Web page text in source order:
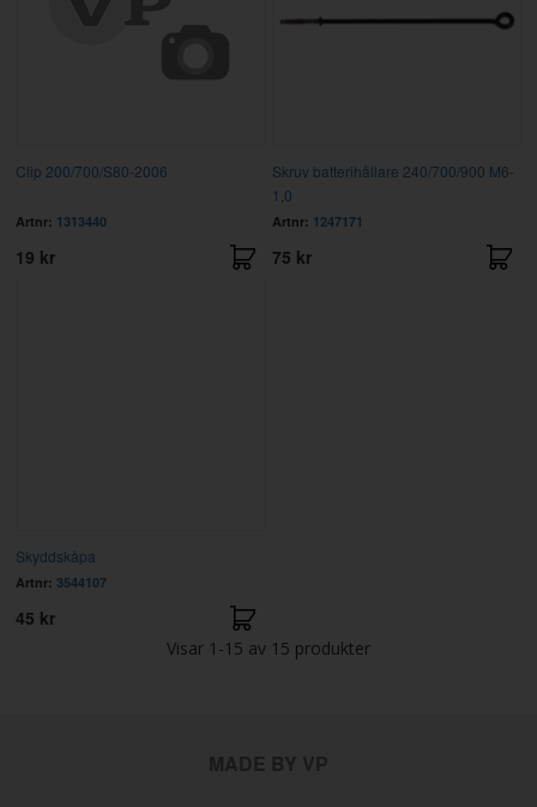
Clip 200/700/S80-2006
Artnr: 1313440
19 kr
Skruv batterihållare 240/700/900 M6-
1,0
Artnr: 1247171
75 kr
Skyddskåpa
Artnr: 3544107
45 kr
Visar 1-15 av 15 produkter